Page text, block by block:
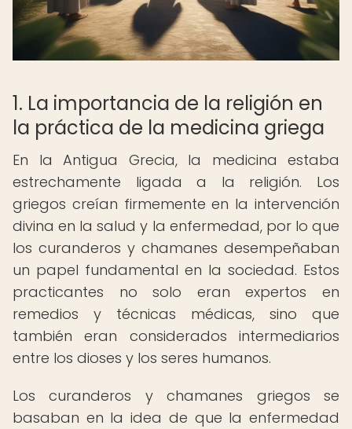
1. La importancia de la religión en
la práctica de la medicina griega
En la Antigua Grecia, la medicina estaba
estrechamente ligada a la religión. Los
griegos creían firmemente en la intervención
divina en la salud y la enfermedad, por lo que
los curanderos y chamanes desempeñaban
un papel fundamental en la sociedad. Estos
practicantes no solo eran expertos en
remedios y técnicas médicas, sino que
también eran considerados intermediarios
entre los dioses y los seres humanos.
Los curanderos y chamanes griegos se
basaban en la idea de que la enfermedad